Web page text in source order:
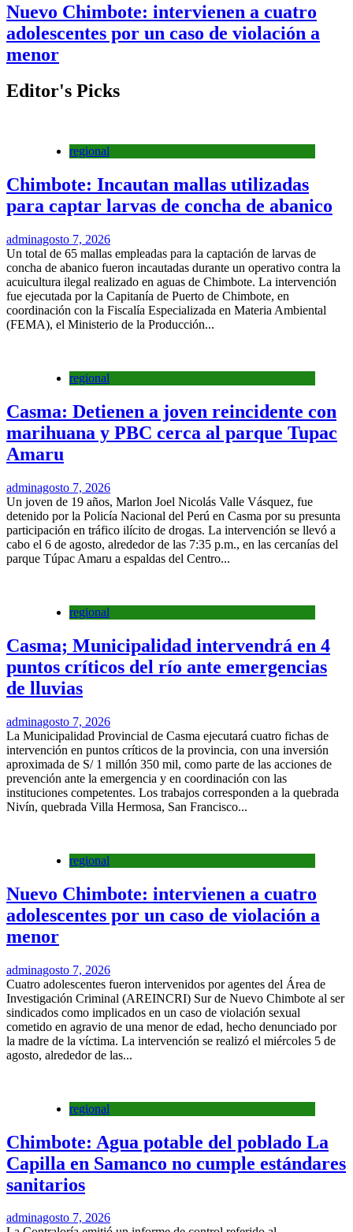
Nuevo Chimbote: intervienen a cuatro
adolescentes por un caso de violación a
menor
Editor's Picks
regional
Chimbote: Incautan mallas utilizadas
para captar larvas de concha de abanico
adminagosto 7, 2026
Un total de 65 mallas empleadas para la captación de larvas de
concha de abanico fueron incautadas durante un operativo contra la
acuicultura ilegal realizado en aguas de Chimbote. La intervención
fue ejecutada por la Capitanía de Puerto de Chimbote, en
coordinación con la Fiscalía Especializada en Materia Ambiental
(FEMA), el Ministerio de la Producción...
regional
Casma: Detienen a joven reincidente con
marihuana y PBC cerca al parque Tupac
Amaru
adminagosto 7, 2026
Un joven de 19 años, Marlon Joel Nicolás Valle Vásquez, fue
detenido por la Policía Nacional del Perú en Casma por su presunta
participación en tráfico ilícito de drogas. La intervención se llevó a
cabo el 6 de agosto, alrededor de las 7:35 p.m., en las cercanías del
parque Túpac Amaru a espaldas del Centro...
regional
Casma; Municipalidad intervendrá en 4
puntos críticos del río ante emergencias
de lluvias
adminagosto 7, 2026
La Municipalidad Provincial de Casma ejecutará cuatro fichas de
intervención en puntos críticos de la provincia, con una inversión
aproximada de S/ 1 millón 350 mil, como parte de las acciones de
prevención ante la emergencia y en coordinación con las
instituciones competentes. Los trabajos corresponden a la quebrada
Nivín, quebrada Villa Hermosa, San Francisco...
regional
Nuevo Chimbote: intervienen a cuatro
adolescentes por un caso de violación a
menor
adminagosto 7, 2026
Cuatro adolescentes fueron intervenidos por agentes del Área de
Investigación Criminal (AREINCRI) Sur de Nuevo Chimbote al ser
sindicados como implicados en un caso de violación sexual
cometido en agravio de una menor de edad, hecho denunciado por
la madre de la víctima. La intervención se realizó el miércoles 5 de
agosto, alrededor de las...
regional
Chimbote: Agua potable del poblado La
Capilla en Samanco no cumple estándares
sanitarios
adminagosto 7, 2026